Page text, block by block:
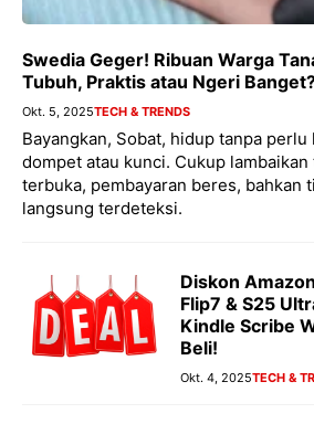
Swedia Geger! Ribuan Warga
Tubuh, Praktis atau Ngeri
Okt. 5, 2025TECH & TRENDS
Bayangkan, Sobat, hidup tanpa
dompet atau kunci. Cukup lambaikan
terbuka, pembayaran beres, bahkan
langsung terdeteksi.
Diskon
Flip7 & S25
Kindle Scribe
Beli!
Okt. 4, 2025TECH &